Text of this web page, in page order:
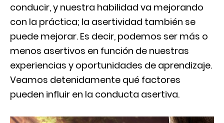
conducir, y nuestra habilidad va mejorando
con la práctica; la asertividad también se
puede mejorar. Es decir, podemos ser más o
menos asertivos en función de nuestras
experiencias y oportunidades de aprendizaje.
Veamos detenidamente qué factores
pueden influir en la conducta asertiva.